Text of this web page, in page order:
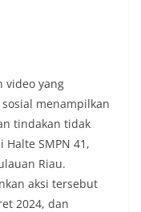
video yang
menampilkan
tindakan tidak
SMPN 41,
Riau.
aksi tersebut
2024, dan